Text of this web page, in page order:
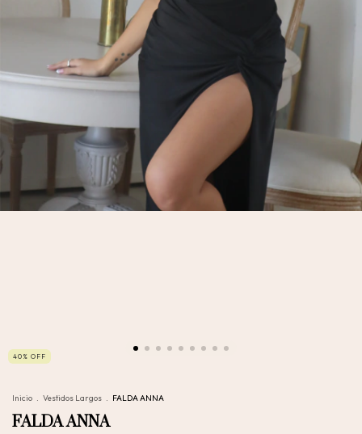
40 % OFF
Inicio . Vestidos Largos . FALDA ANNA
FALDA ANNA